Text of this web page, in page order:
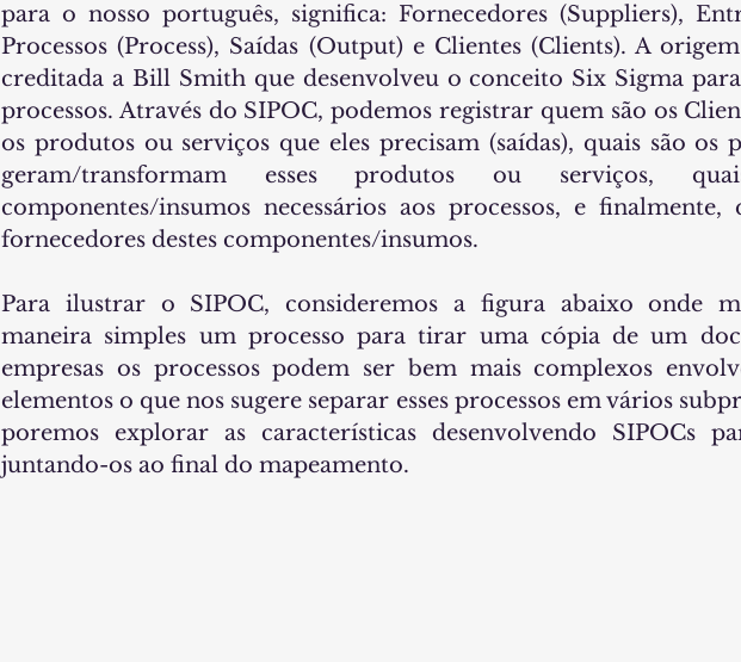
para o nosso português, significa: Fornecedores (Suppliers),
Processos (Process), Saídas (Output) e Clientes (Clients). A
creditada a Bill Smith que desenvolveu o conceito Six Sigma
processos. Através do SIPOC, podemos registrar quem são os
os produtos ou serviços que eles precisam (saídas), quais são os
geram/transformam esses produtos ou serviços,
componentes/insumos necessários aos processos, e finalmente,
fornecedores destes componentes/insumos.
Para ilustrar o SIPOC, consideremos a figura abaixo onde
maneira simples um processo para tirar uma cópia de um
empresas os processos podem ser bem mais complexos
elementos o que nos sugere separar esses processos em vários
poremos explorar as características desenvolvendo SIPOCs
juntando-os ao final do mapeamento.